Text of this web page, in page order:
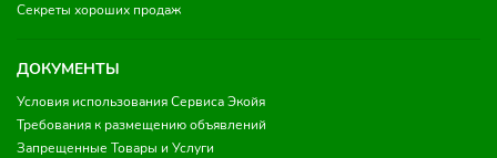
Секреты хороших продаж
ДОКУМЕНТЫ
Условия использования Сервиса Экойя
Требования к размещению объявлений
Запрещенные Товары и Услуги